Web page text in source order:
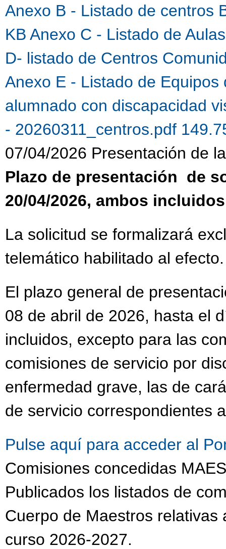
Anexo B - Listado de centros
KB Anexo C - Listado de
D- listado de Centros
Anexo E - Listado de
alumnado con discapacidad
- 20260311_centros.pdf
07/04/2026 Presentación de
Plazo de presentación de
20/04/2026, ambos incluidos
La solicitud se formalizará
telemático habilitado al efecto.
El plazo general de
08 de abril de 2026, hasta el
incluidos, excepto para las
comisiones de servicio por
enfermedad grave, las de
de servicio correspondientes
Pulse aquí para acceder al
Comisiones concedidas
Publicados los listados de
Cuerpo de Maestros
curso 2026-2027.